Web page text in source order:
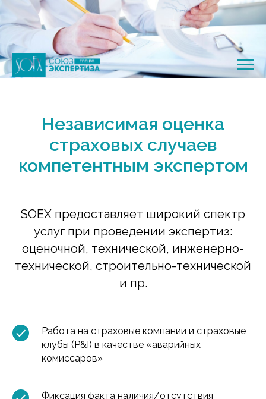
Независимая оценка
страховых случаев
компетентным экспертом
SOEX предоставляет широкий спектр
услуг при проведении экспертиз:
оценочной, технической, инженерно-
технической, строительно-технической
и пр.
Работа на страховые компании и страховые
клубы (P&I) в качестве «аварийных
комиссаров»
Фиксация факта наличия/отсутствия